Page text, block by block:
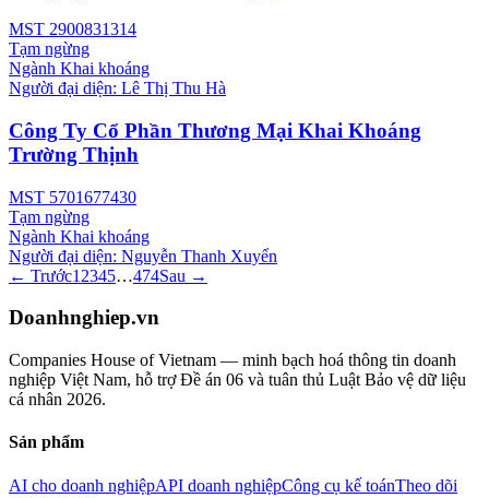
MST 2900831314
Tạm ngừng
Ngành Khai khoáng
Người đại diện: Lê Thị Thu Hà
Công Ty Cổ Phần Thương Mại Khai Khoáng
Trường Thịnh
MST 5701677430
Tạm ngừng
Ngành Khai khoáng
Người đại diện: Nguyễn Thanh Xuyển
← Trước1 2345…474Sau →
Doanhnghiep.vn
Companies House of Vietnam — minh bạch hoá thông tin doanh
nghiệp Việt Nam, hỗ trợ Đề án 06 và tuân thủ Luật Bảo vệ dữ liệu
cá nhân 2026.
Sản phẩm
AI cho doanh nghiệpAPI doanh nghiệpCông cụ kế toánTheo dõi